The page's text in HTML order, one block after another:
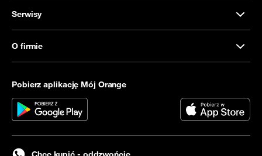
Serwisy
O firmie
Pobierz aplikację Mój Orange